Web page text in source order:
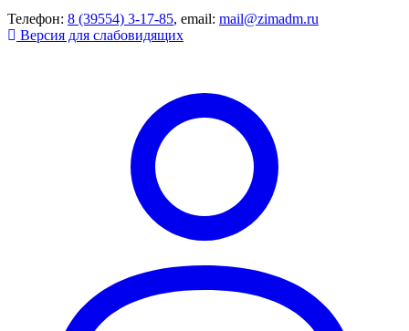
Телефон: 8 (39554) 3-17-85, email: mail@zimadm.ru
Версия для слабовидящих